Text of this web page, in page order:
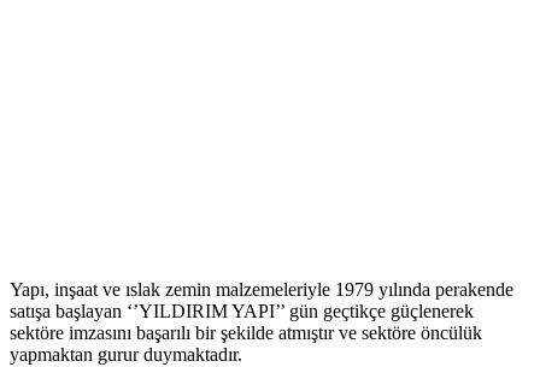
Yapı, inşaat ve ıslak zemin malzemeleriyle 1979 yılında perakende
satışa başlayan ‘’YILDIRIM YAPI’’ gün geçtikçe güçlenerek
sektöre imzasını başarılı bir şekilde atmıştır ve sektöre öncülük
yapmaktan gurur duymaktadır.